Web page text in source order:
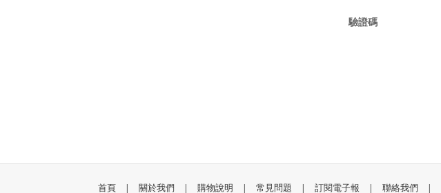
驗證碼
首頁 | 關於我們 | 購物說明 | 常見問題 | 訂閱電子報 | 聯絡我們 |